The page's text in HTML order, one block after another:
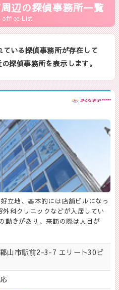
辺の探偵事務所一覧
office List
ている探偵事務所が存在して
探偵事務所を表示します。
立地、基本的には店舗ビルになっ
科クリニックなどが入居してい
動きがあり、来訪の際は人目が
山市駅前2-3-7 エリート30ビ